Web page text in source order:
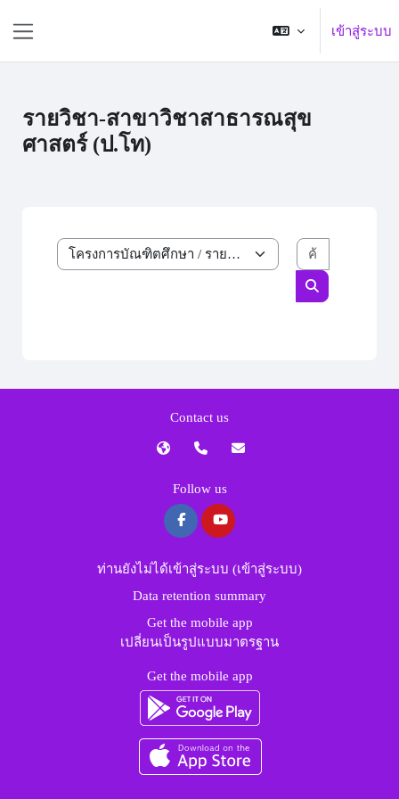
เข้าสู่ระบบ
รายวิชา-สาขาวิชาสาธารณสุข
ศาสตร์ (ป.โท)
ประเภทของรายวิชา
ค้นหารายวิชา
Contact us
Follow us
ท่านยังไม่ได้เข้าสู่ระบบ (เข้าสู่ระบบ)
Data retention summary
Get the mobile app
เปลี่ยนเป็นรูปแบบมาตรฐาน
Get the mobile app